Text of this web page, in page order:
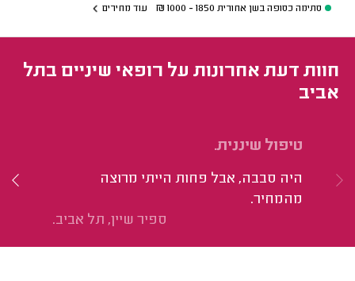
סתימה כסופה בשן אחורית 1850 - 1000
₪ עוד מחירים
חוות דעת אחרונות על רופאי שיניים בתל
אביב
טיפול שיננית.
היה סבבה, אבל פחות הייתי מרוצה
מהמחיר.
ספיר שיין, תל אביב.